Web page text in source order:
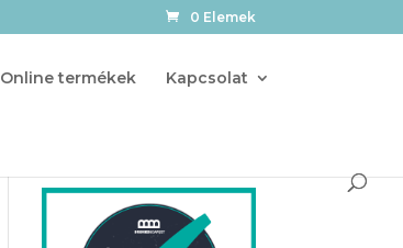
0 Elemek
Online termékek Kapcsolat